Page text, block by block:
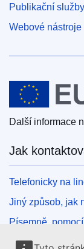
Publikační
Webové nástroje
Evropská unie
Další informace
Jak
Telefonicky na
Jiný způsob, jak
Písemně,
Osobně, v